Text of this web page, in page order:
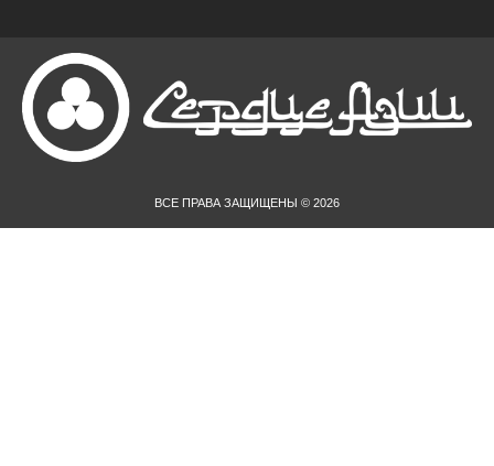
ВСЕ ПРАВА ЗАЩИЩЕНЫ © 2026